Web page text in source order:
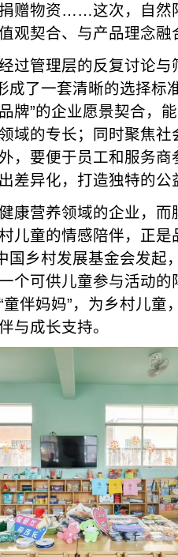
赠物资……这次，自然
观契合、与产品理念
过管理层的反复讨论
成了一套清晰的选择标
牌”的企业愿景契合，
域的专长；同时聚焦
，要便于员工和服务
差异化，打造独特的公
康营养领域的企业，
儿童的情感陪伴，正
国乡村发展基金会发起
个可供儿童参与活动
伴妈妈”，为乡村儿童
与成长支持。